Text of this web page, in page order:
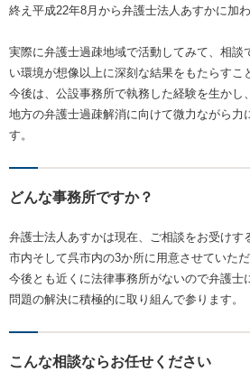
終え平成22年8月から弁護士法人あすかに加わ
実際に弁護士過疎地域で活動してみて、相談
い環境が想像以上に深刻な結果をもたらすこ
今後は、公設事務所で執務した経験を生かし
地方の弁護士過疎解消に向けて微力ながら力
す。
どんな事務所ですか？
弁護士法人あすかは現在、ご相談をお受けす
市内そして呉市内の3か所に用意させていただ
今後とも近くに法律事務所がないので弁護士
問題の解決に積極的に取り組んで参ります。
こんな相談ならお任せください